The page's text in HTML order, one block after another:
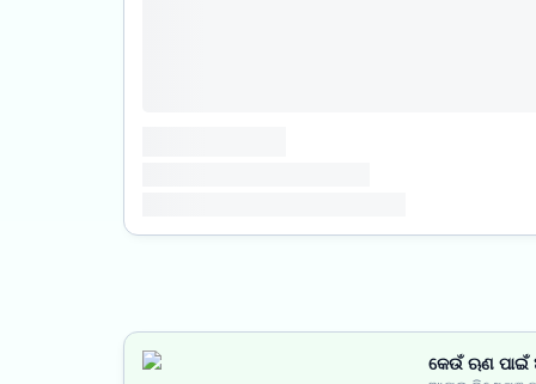
କେଉଁ ଋଣ ପାଇଁ